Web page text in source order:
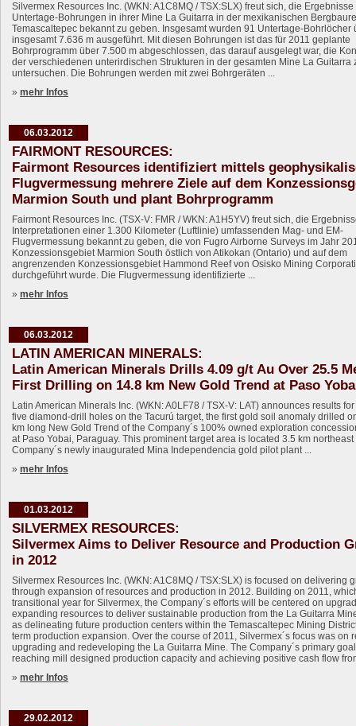
Silvermex Resources Inc. (WKN: A1C8MQ / TSX:SLX) freut sich, die Ergebnisse
Untertage-Bohrungen in ihrer Mine La Guitarra in der mexikanischen
Temascaltepec bekannt zu geben. Insgesamt wurden 91 Untertage-Bohrlöcher
insgesamt 7.636 m ausgeführt. Mit diesen Bohrungen ist das für 2011 geplante
Bohrprogramm über 7.500 m abgeschlossen, das darauf ausgelegt war, die
der verschiedenen unterirdischen Strukturen in der gesamten Mine La Guitarra
untersuchen. Die Bohrungen werden mit zwei Bohrgeräten ...
» mehr Infos
06.03.2012
FAIRMONT RESOURCES:
Fairmont Resources identifiziert mittels
Flugvermessung mehrere Ziele auf dem
Marmion South und plant Bohrprogramm
Fairmont Resources Inc. (TSX-V: FMR / WKN: A1H5YV) freut sich, die
Interpretationen einer 1.300 Kilometer (Luftlinie) umfassenden Mag- und EM-
Flugvermessung bekannt zu geben, die von Fugro Airborne Surveys im Jahr
Konzessionsgebiet Marmion South östlich von Atikokan (Ontario) und auf dem
angrenzenden Konzessionsgebiet Hammond Reef von Osisko Mining
durchgeführt wurde. Die Flugvermessung identifizierte ...
» mehr Infos
06.03.2012
LATIN AMERICAN MINERALS:
Latin American Minerals Drills 4.09 g/t Au Over 25.5
First Drilling on 14.8 km New Gold Trend at Paso
Latin American Minerals Inc. (WKN: A0LF78 / TSX-V: LAT) announces results
five diamond-drill holes on the Tacurú target, the first gold soil anomaly drilled
km long New Gold Trend of the Company´s 100% owned exploration
at Paso Yobai, Paraguay. This prominent target area is located 3.5 km northeast
Company´s newly inaugurated Mina Independencia gold pilot plant ...
» mehr Infos
01.03.2012
SILVERMEX RESOURCES:
Silvermex Aims to Deliver Resource and Production
in 2012
Silvermex Resources Inc. (WKN: A1C8MQ / TSX:SLX) is focused on delivering
through expansion of resources and production in 2012. Building on 2011,
transitional year for Silvermex, the Company´s efforts will be centered on
expanding resources to deliver sustainable production from the La Guitarra
as delineating future production centers within the Temascaltepec Mining
term production expansion. Over the course of 2011, Silvermex´s focus was on
upgrading and redeveloping the La Guitarra Mine. The Company´s primary
reaching mill designed production capacity and achieving positive cash flow
» mehr Infos
29.02.2012